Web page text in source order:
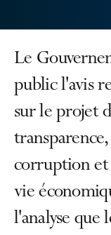
Le
public l'avis
sur le projet
corruption et
vie
l'analyse que